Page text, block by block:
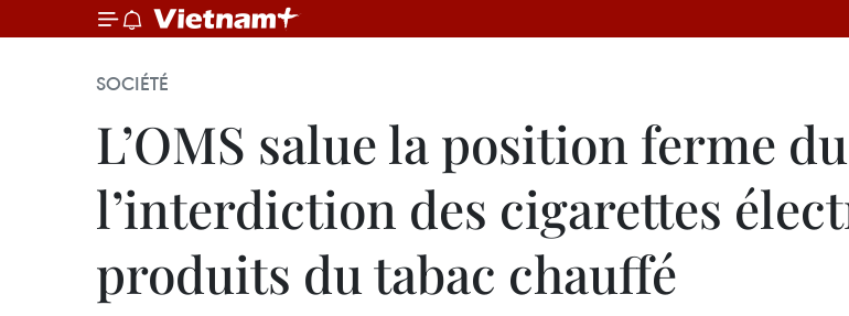
SOCIÉTÉ
L’OMS salue la position ferme
l’interdiction des cigarettes
produits du tabac chauffé